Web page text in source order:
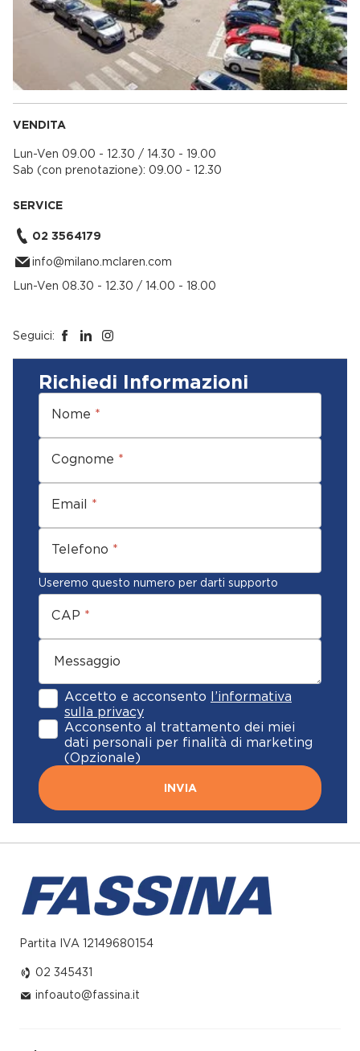
VENDITA
Lun-Ven 09.00 - 12.30 / 14.30 - 19.00
Sab (con prenotazione): 09.00 - 12.30
SERVICE
02 3564179
info@milano.mclaren.com
Lun-Ven 08.30 - 12.30 / 14.00 - 18.00
Seguici:
Richiedi Informazioni
Nome *
Cognome *
Email *
Telefono *
Useremo questo numero per darti supporto
CAP *
Messaggio
Accetto e acconsento l’informativa
sulla privacy
Acconsento al trattamento dei miei
dati personali per finalità di marketing
(Opzionale)
INVIA
Partita IVA 12149680154
02 345431
infoauto@fassina.it